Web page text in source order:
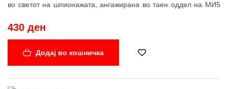
во светот на шпионажата, ангажирана во таен оддел на МИ5
фашистички симпатизери. Брзо сфаќа дека таа работа е
истовремено здодевна и застрашувачка. Но, со крајот на
војната, смета дека сето тоа е засекогаш позади неа.
430 ден
Додај во кошничка